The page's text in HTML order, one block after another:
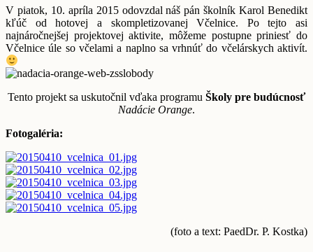
V piatok, 10. apríla 2015 odovzdal náš pán školník Karol Benedikt
kľúč od hotovej a skompletizovanej Včelnice. Po tejto asi
najnáročnejšej projektovej aktivite, môžeme postupne priniesť do
Včelnice úle so včelami a naplno sa vrhnúť do včelárskych aktivít.
Tento projekt sa uskutočnil vďaka programu Školy pre budúcnosť
Nadácie Orange.
Fotogaléria:
(foto a text: PaedDr. P. Kostka)